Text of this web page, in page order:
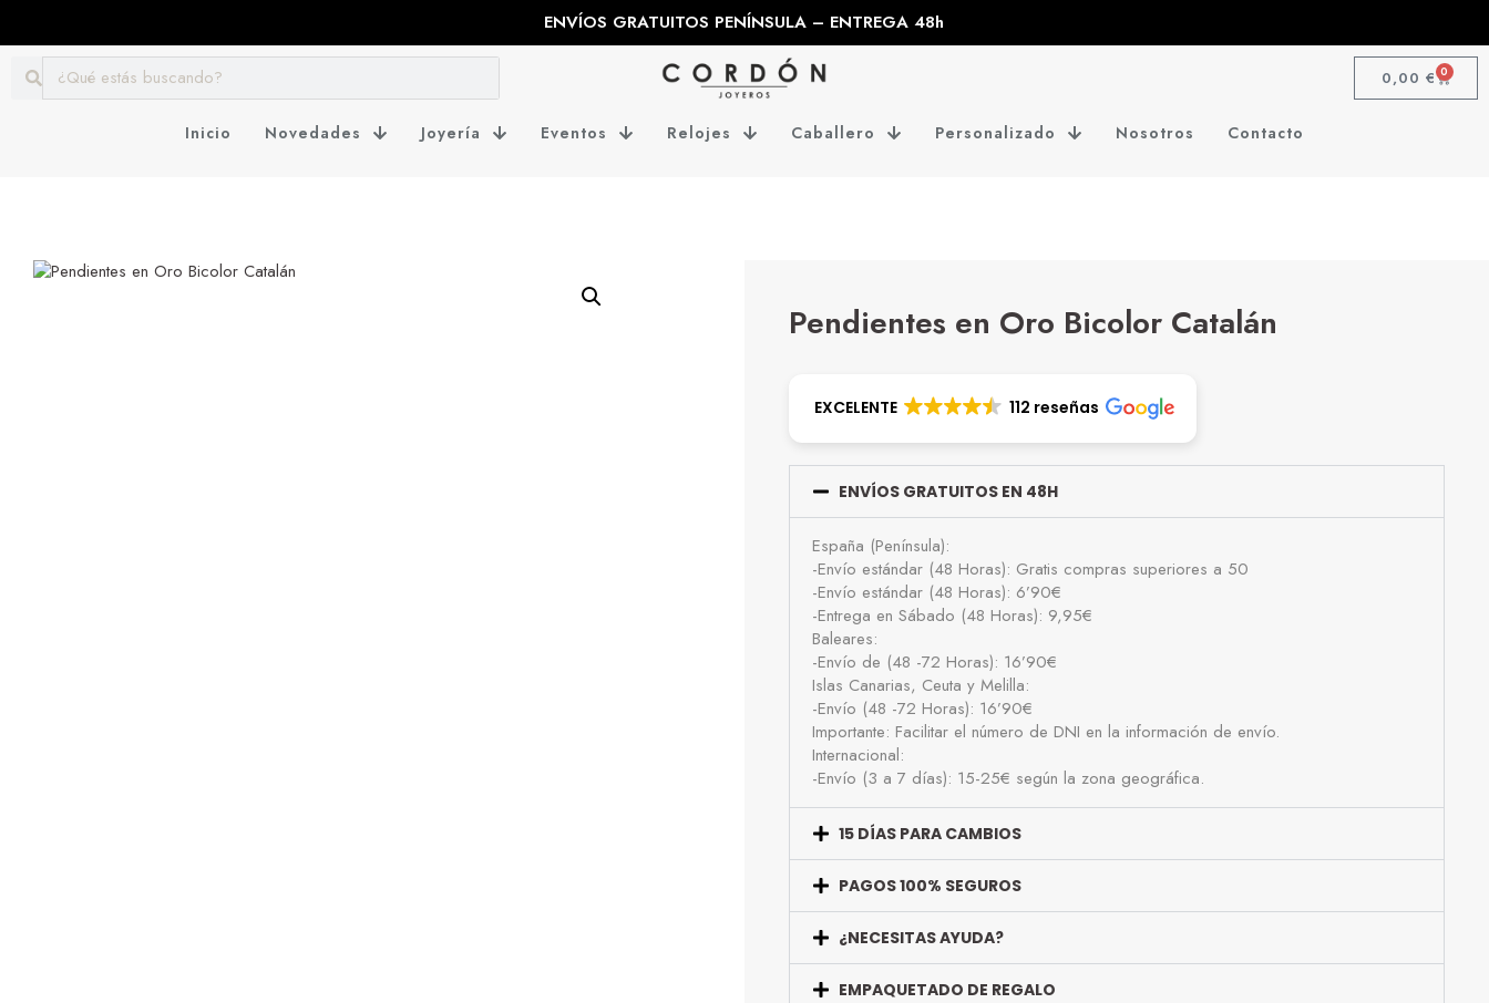
ENVÍOS GRATUITOS PENÍNSULA – ENTREGA 48h
0,00 € 0
Inicio Novedades Joyería Eventos Relojes Caballero Personalizado Nosotros Contacto
Pendientes en Oro Bicolor Catalán
EXCELENTE 112 reseñas
ENVÍOS GRATUITOS EN 48H
España (Península):
-Envío estándar (48 Horas): Gratis compras superiores a 50
-Envío estándar (48 Horas): 6’90€
-Entrega en Sábado (48 Horas): 9,95€
Baleares:
-Envío de (48 -72 Horas): 16’90€
Islas Canarias, Ceuta y Melilla:
-Envío (48 -72 Horas): 16’90€
Importante: Facilitar el número de DNI en la información de envío.
Internacional:
-Envío (3 a 7 días): 15-25€ según la zona geográfica.
15 DÍAS PARA CAMBIOS
PAGOS 100% SEGUROS
¿NECESITAS AYUDA?
EMPAQUETADO DE REGALO